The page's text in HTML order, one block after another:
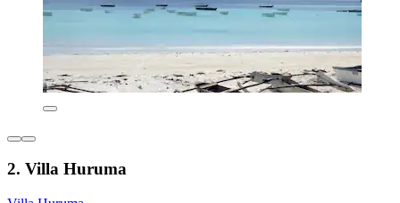
2. Villa Huruma